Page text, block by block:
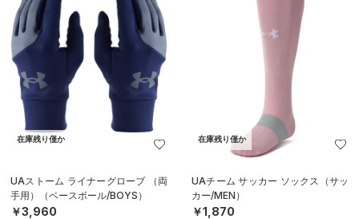
在庫残り僅か
UAストーム ライナーグローブ （両
手用）（ベースボール/BOYS）
￥3,960
在庫残り僅か
UAチーム サッカー ソックス（サッ
カー/MEN）
￥1,870